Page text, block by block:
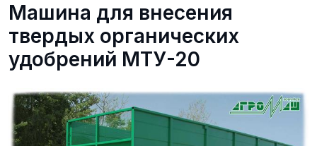
Машина для внесения
твердых органических
удобрений МТУ-20